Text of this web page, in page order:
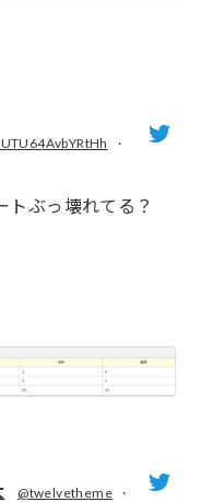
·
ぶっ壊れてる？
@twelvetheme
·